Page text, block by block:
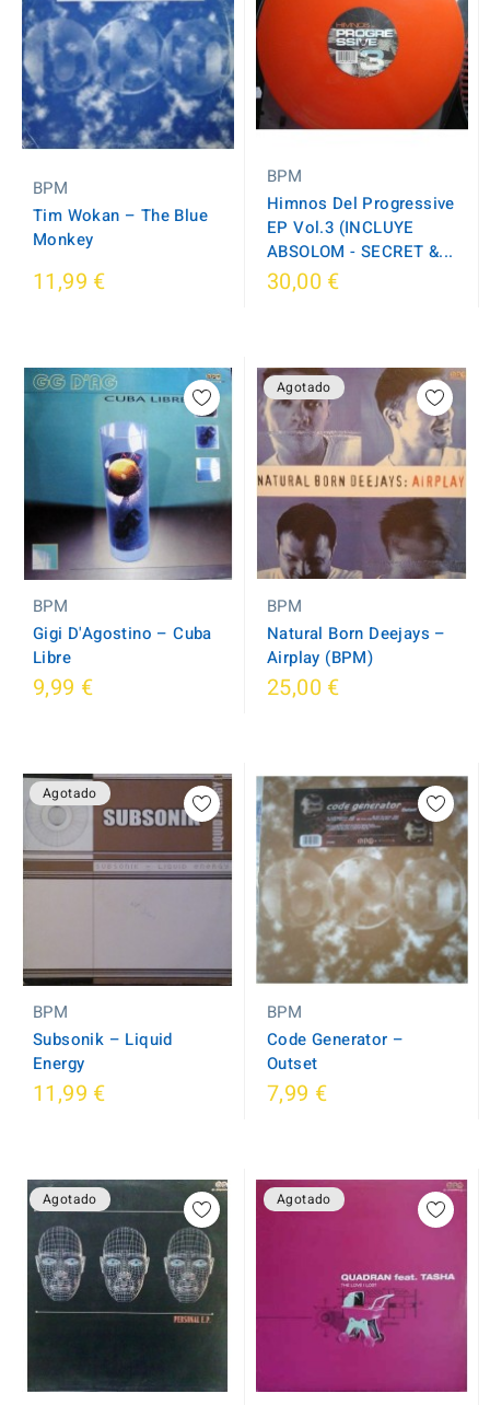
BPM
Tim Wokan ‎– The Blue
Monkey
11,99 €
BPM
Himnos Del Progressive
EP Vol.3 (INCLUYE
ABSOLOM - SECRET &...
30,00 €
BPM
Gigi D'Agostino ‎– Cuba
Libre
9,99 €
Agotado
BPM
Natural Born Deejays ‎–
Airplay (BPM)
25,00 €
Agotado
BPM
Subsonik ‎– Liquid
Energy
11,99 €
BPM
Code Generator ‎–
Outset
7,99 €
Agotado Agotado